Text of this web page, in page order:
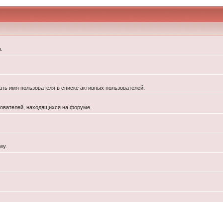
имя пользователя в списке активных пользователей.
находящихся на форуме.